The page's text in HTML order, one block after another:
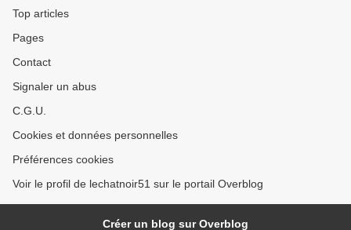
Top articles
Pages
Contact
Signaler un abus
C.G.U.
Cookies et données personnelles
Préférences cookies
Voir le profil de lechatnoir51 sur le portail Overblog
Créer un blog sur Overblog